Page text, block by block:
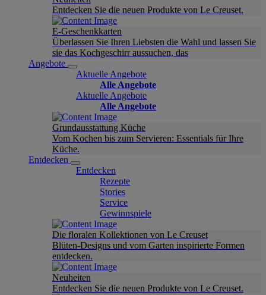
Entdecken Sie die neuen Produkte von Le Creuset.
E-Geschenkkarten
Überlassen Sie Ihren Liebsten die Wahl und lassen Sie
sie das Kochgeschirr aussuchen, das
Angebote
Aktuelle Angebote
Alle Angebote
Aktuelle Angebote
Alle Angebote
Grundausstattung Küche
Vom Kochen bis zum Servieren: Essentials für Ihre
Küche.
Entdecken
Entdecken
Rezepte
Stories
Service
Gewinnspiele
Die floralen Kollektionen von Le Creuset
Blüten-Designs und vom Garten inspirierte Formen
entdecken.
Neuheiten
Entdecken Sie die neuen Produkte von Le Creuset.